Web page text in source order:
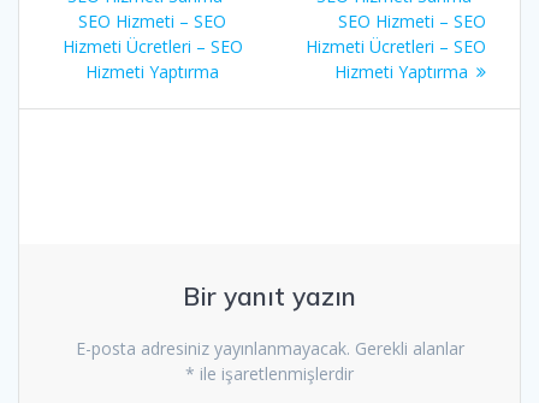
SEO Hizmeti – SEO
Hizmeti Ücretleri – SEO
Hizmeti Yaptırma
SEO Hizmeti – SEO
Hizmeti Ücretleri – SEO
Hizmeti Yaptırma
Bir yanıt yazın
E-posta adresiniz yayınlanmayacak. Gerekli alanlar
* ile işaretlenmişlerdir